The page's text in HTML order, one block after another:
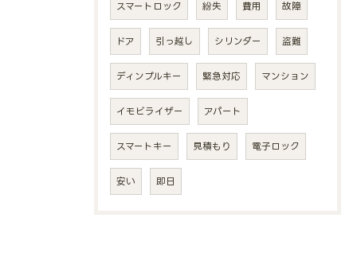
スマートロック 紛失 費用 故障
ドア 引っ越し シリンダー 盗難
ディンプルキー 緊急対応 マンション
イモビライザー アパート
スマートキー 見積もり 電子ロック
安い 即日